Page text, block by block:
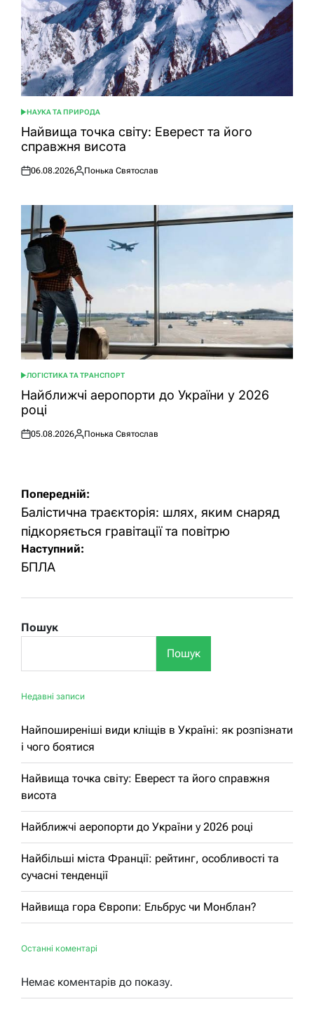
ОПУБЛІКУВАТИ
У
НАУКА ТА ПРИРОДА
Найвища точка світу: Еверест та його
справжня висота
Оприлюднено
06.08.2026
Опубліковано
Понька Святослав
ОПУБЛІКУВАТИ
У
ЛОГІСТИКА ТА ТРАНСПОРТ
Найближчі аеропорти до України у 2026
році
Оприлюднено
05.08.2026
Опубліковано
Понька Святослав
Навігація
записів
Попередній:
Балістична траєкторія: шлях, яким снаряд
підкоряється гравітації та повітрю
Наступний:
БПЛА
Пошук
Пошук
Недавні записи
Найпоширеніші види кліщів в Україні: як розпізнати
і чого боятися
Найвища точка світу: Еверест та його справжня
висота
Найближчі аеропорти до України у 2026 році
Найбільші міста Франції: рейтинг, особливості та
сучасні тенденції
Найвища гора Європи: Ельбрус чи Монблан?
Останні коментарі
Немає коментарів до показу.